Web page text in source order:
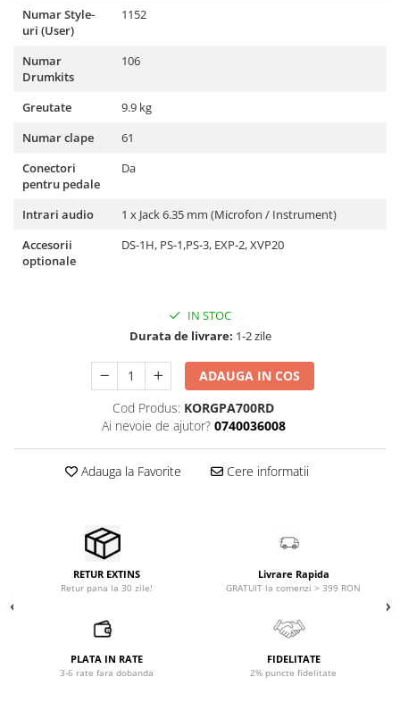
Protectii antifonice pentru urechi
Rack studio
Recordere de studio
Recordere portabile
Sintetizatoare
Standuri si stative de monitoare
Tratament acustic
Bare Led
Cabluri de Alimentare
Efecte de lumini
Masini de fum si ceata
Par Led si Pinspot
Scene şi Ring-uri de Dans
Stative si schela lumini
Instrumente Muzicale
Instrumente de percutie
Numar Style-
uri (User)
1152
Numar
Drumkits
106
Greutate
9.9 kg
Numar clape
61
Conectori
pentru pedale
Da
Intrari audio
1 x Jack 6.35 mm (Microfon / Instrument)
Accesorii
optionale
DS-1H, PS-1,PS-3, EXP-2, XVP20
IN STOC
Durata de livrare: 1-2 zile
ADAUGA IN COS
Cod Produs: KORGPA700RD
Ai nevoie de ajutor? 0740036008
Adauga la Favorite Cere informatii
RETUR EXTINS
Retur pana la 30 zile!
Livrare Rapida
GRATUIT la comenzi > 399 RON
PLATA IN RATE
3-6 rate fara dobanda
FIDELITATE
2% puncte fidelitate